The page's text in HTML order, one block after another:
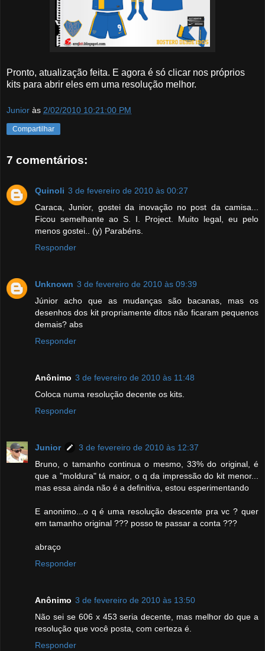
Pronto, atualização feita. E agora é só clicar nos próprios
kits para abrir eles em uma resolução melhor.
Junior às 2/02/2010 10:21:00 PM
Compartilhar
7 comentários:
Quinoli 3 de fevereiro de 2010 às 00:27
Caraca, Junior, gostei da inovação no post da camisa...
Ficou semelhante ao S. I. Project. Muito legal, eu pelo
menos gostei.. (y) Parabéns.
Responder
Unknown 3 de fevereiro de 2010 às 09:39
Júnior acho que as mudanças são bacanas, mas os
desenhos dos kit propriamente ditos não ficaram pequenos
demais? abs
Responder
Anônimo 3 de fevereiro de 2010 às 11:48
Coloca numa resolução decente os kits.
Responder
Junior
3 de fevereiro de 2010 às 12:37
Bruno, o tamanho continua o mesmo, 33% do original, é
que a "moldura" tá maior, o q da impressão do kit menor...
mas essa ainda não é a definitiva, estou esperimentando
E anonimo...o q é uma resolução descente pra vc ? quer
em tamanho original ??? posso te passar a conta ???
abraço
Responder
Anônimo 3 de fevereiro de 2010 às 13:50
Não sei se 606 x 453 seria decente, mas melhor do que a
resolução que você posta, com certeza é.
Responder